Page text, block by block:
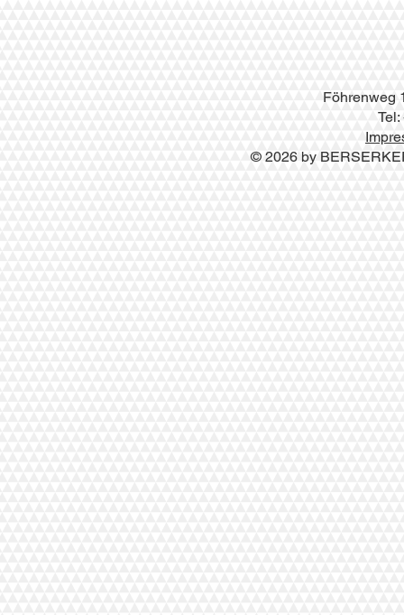
Föhrenweg
© 2026 by